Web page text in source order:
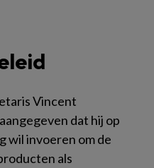
Vincent
dat hij op
wil invoeren om de
als